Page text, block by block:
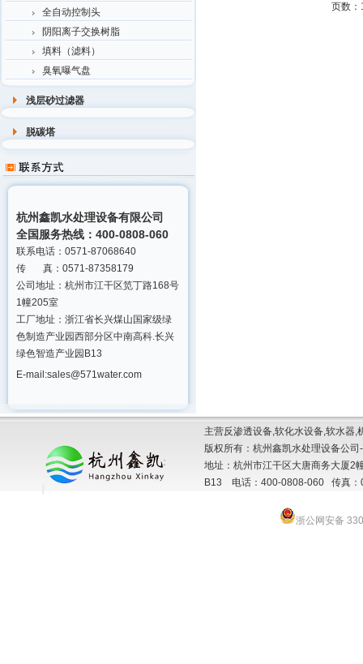
全自动控制头
阴阳离子交换树脂
填料（滤料）
臭氧曝气盘
浅层砂过滤器
脱碳塔
杭州鑫凯水处理设备有限公司
全国服务热线：400-0808-060
联系电话：0571-87068640
传 真：0571-87358179
公司地址：杭州市江干区笕丁路168号
1幢205室
工厂地址：浙江省长兴煤山国家级绿
色制造产业园西部分区中南高科.长兴
绿色智造产业园B13
E-mail:sales@571water.com
页数：
主营反渗透设备,软化水设备,软水器
版权所有：杭州鑫凯水处理设备公
地址：杭州市江干区大唐商务大厦2
B13 电话：400-0808-060 传真：
浙公网安备